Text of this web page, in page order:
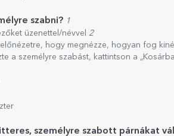
szabni? 1
üzenettel/névvel 2
hogy megnézze, hogyan fog
a személyre szabást, kattintson a
személyre szabott párnákat